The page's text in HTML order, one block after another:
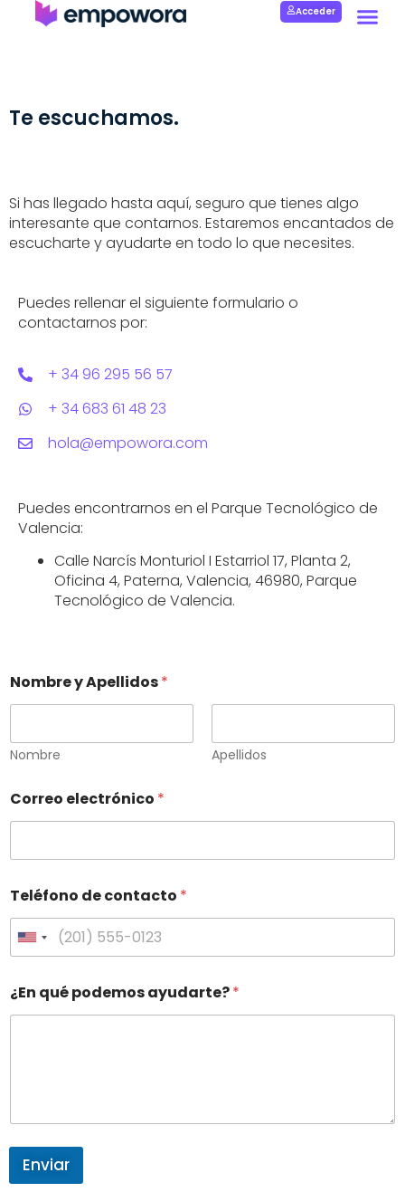
Acceder
Te escuchamos.
Si has llegado hasta aquí, seguro que tienes algo
interesante que contarnos. Estaremos encantados de
escucharte y ayudarte en todo lo que necesites.
Puedes rellenar el siguiente formulario o
contactarnos por:
+ 34 96 295 56 57
+ 34 683 61 48 23
hola@empowora.com
Puedes encontrarnos en el Parque Tecnológico de
Valencia:
Calle Narcís Monturiol I Estarriol 17, Planta 2,
Oficina 4, Paterna, Valencia, 46980, Parque
Tecnológico de Valencia.
Nombre y Apellidos*
Nombre Apellidos
Correo electrónico *
Teléfono de contacto *
United States +1
¿En qué podemos ayudarte?*
Enviar